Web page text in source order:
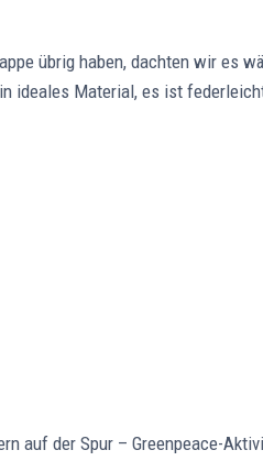
übrig haben, dachten wir es
ideales Material, es ist
auf der Spur – Greenpeace-